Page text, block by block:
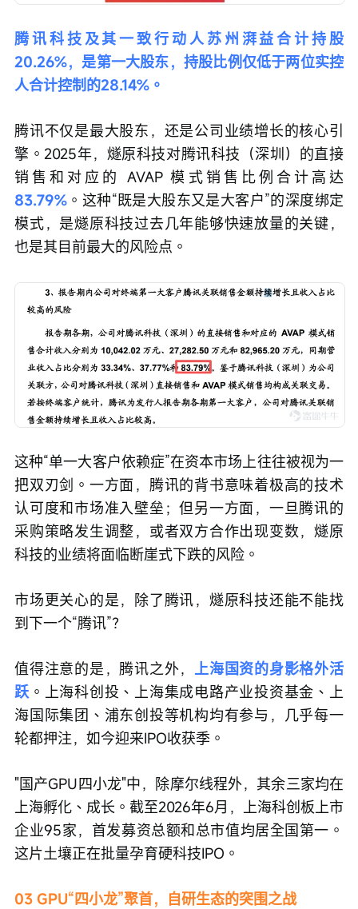
腾讯科技及其一致行动人苏州湃益合计持股
20.26%，是第一大股东，持股比例仅低于两位实控
人合计控制的28.14%。
腾讯不仅是最大股东，还是公司业绩增长的核心引
擎。2025年，燧原科技对腾讯科技（深圳）的直接
销售和对应的 AVAP 模式销售比例合计高达
83.79% 。这种“既是大股东又是大客户”的深度绑定
模式，是燧原科技过去几年能够快速放量的关键，
也是其目前最大的风险点。
这种“单一大客户依赖症”在资本市场上往往被视为一
把双刃剑。一方面，腾讯的背书意味着极高的技术
认可度和市场准入壁垒；但另一方面，一旦腾讯的
采购策略发生调整，或者双方合作出现变数，燧原
科技的业绩将面临断崖式下跌的风险。
市场更关心的是，除了腾讯，燧原科技还能不能找
到下一个“腾讯”？
值得注意的是，腾讯之外，
上海国资的身影格外活
跃 。上海科创投、上海集成电路产业投资基金、上
海国际集团、浦东创投等机构均有参与，几乎每一
轮都押注，如今迎来IPO收获季。
"国产GPU四小龙"中，除摩尔线程外，其余三家均在
上海孵化、成长。截至2026年6月，上海科创板上市
企业95家，首发募资总额和总市值均居全国第一。
这片土壤正在批量孕育硬科技IPO。
03 GPU“四小龙”聚首，自研生态的突围之战